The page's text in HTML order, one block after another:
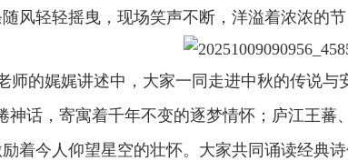
风轻轻摇曳，现场笑声不断，洋溢着浓浓的节
师的娓娓讲述中，大家一同走进中秋的传说与
神话，寄寓着千年不变的逐梦情怀；庐江王
着今人仰望星空的壮怀。大家共同诵读经典